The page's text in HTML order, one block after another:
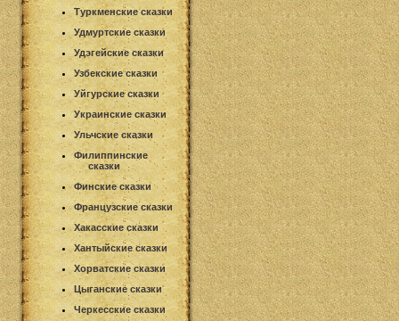
Туркменские сказки
Удмуртские сказки
Удэгейские сказки
Узбекские сказки
Уйгурские сказки
Украинские сказки
Ульчские сказки
Филиппинские
сказки
Финские сказки
Французские сказки
Хакасские сказки
Хантыйские сказки
Хорватские сказки
Цыганские сказки
Черкесские сказки